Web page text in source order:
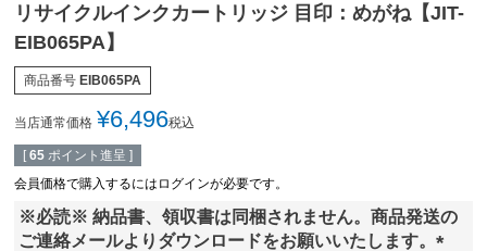
リサイクルインクカートリッジ 目印：めがね【JIT-
EIB065PA】
商品番号 EIB065PA
当店通常価格 ¥6,496税込
[ 65 ポイント進呈 ]
会員価格で購入するにはログインが必要です。
※必読※ 納品書、領収書は同梱されません。商品発送の
ご連絡メールよりダウンロードをお願いいたします。